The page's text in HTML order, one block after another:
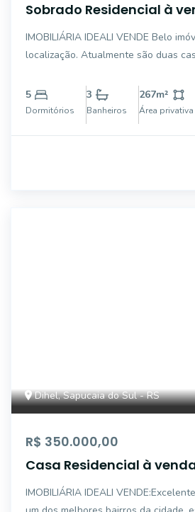
Sobrado Residencial à
Sapucaia do Sul - SO0161.
IMOBILIÁRIA IDEALI VENDE Belo
localização. Atualmente são duas
1 suíte com closet), sala estar, sala
churrasqueira, banheiro estilo
5
Dormitórios
3
Banheiros
267m²
Área privativa
Dihel, Sapucaia do Sul - RS
R$ 350.000,00
Casa Residencial à
Sapucaia do Sul - CA0900.
IMOBILIÁRIA IDEALI